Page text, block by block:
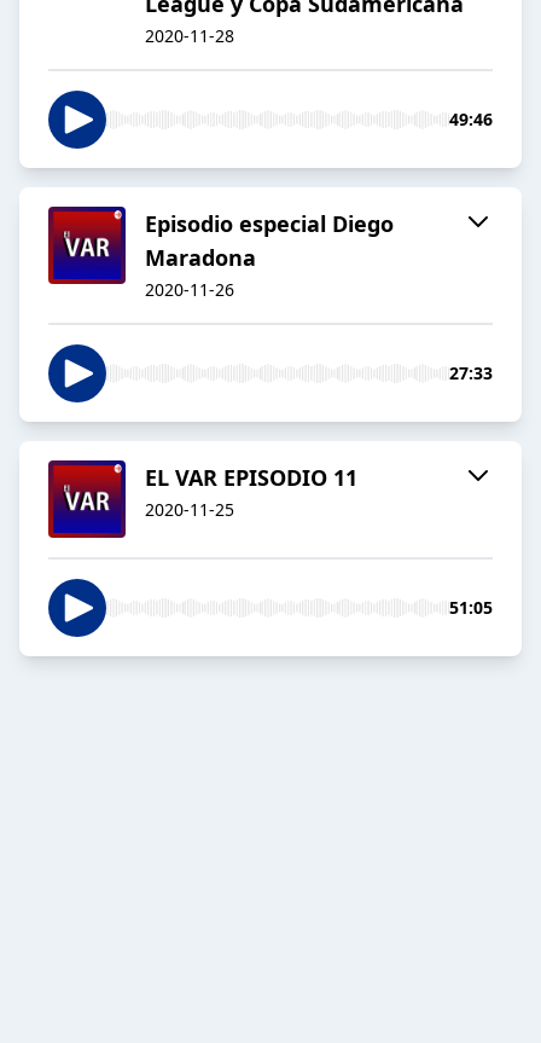
2020-11-28
49:46
Episodio especial Diego
Maradona
2020-11-26
27:33
EL VAR EPISODIO 11
2020-11-25
51:05